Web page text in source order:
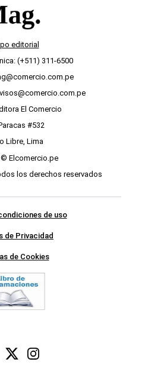
editorial
(+511) 311-6500
El Comercio
#532
Libre, Lima
Elcomercio.pe
los derechos reservados
de uso
de Privacidad
de Cookies